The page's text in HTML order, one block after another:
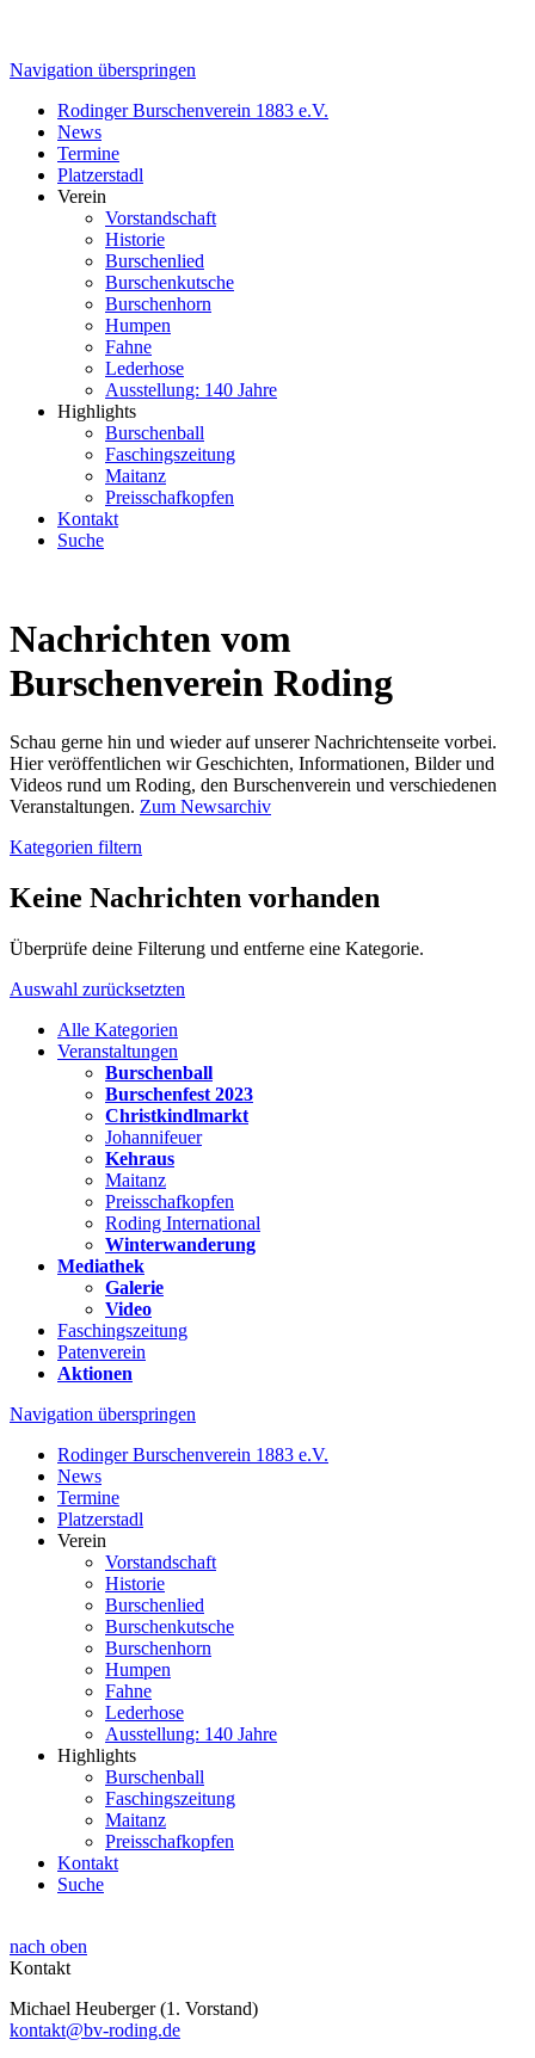
Navigation überspringen
Rodinger Burschenverein 1883 e.V.
News
Termine
Platzerstadl
Verein
Vorstandschaft
Historie
Burschenlied
Burschenkutsche
Burschenhorn
Humpen
Fahne
Lederhose
Ausstellung: 140 Jahre
Highlights
Burschenball
Faschingszeitung
Maitanz
Preisschafkopfen
Kontakt
Suche
Nachrichten vom
Burschenverein Roding
Schau gerne hin und wieder auf unserer Nachrichtenseite vorbei.
Hier veröffentlichen wir Geschichten, Informationen, Bilder und
Videos rund um Roding, den Burschenverein und verschiedenen
Veranstaltungen. Zum Newsarchiv
Kategorien filtern
Keine Nachrichten vorhanden
Überprüfe deine Filterung und entferne eine Kategorie.
Auswahl zurücksetzten
Alle Kategorien
Veranstaltungen
Burschenball
Burschenfest 2023
Christkindlmarkt
Johannifeuer
Kehraus
Maitanz
Preisschafkopfen
Roding International
Winterwanderung
Mediathek
Galerie
Video
Faschingszeitung
Patenverein
Aktionen
Navigation überspringen
Rodinger Burschenverein 1883 e.V.
News
Termine
Platzerstadl
Verein
Vorstandschaft
Historie
Burschenlied
Burschenkutsche
Burschenhorn
Humpen
Fahne
Lederhose
Ausstellung: 140 Jahre
Highlights
Burschenball
Faschingszeitung
Maitanz
Preisschafkopfen
Kontakt
Suche
nach oben
Kontakt
Michael Heuberger (1. Vorstand)
kontakt@bv-roding.de